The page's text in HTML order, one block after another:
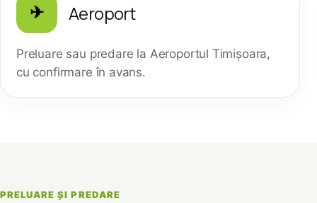
✈ Aeroport
Preluare sau predare la Aeroportul Timișoara,
cu confirmare în avans.
PRELUARE ȘI PREDARE